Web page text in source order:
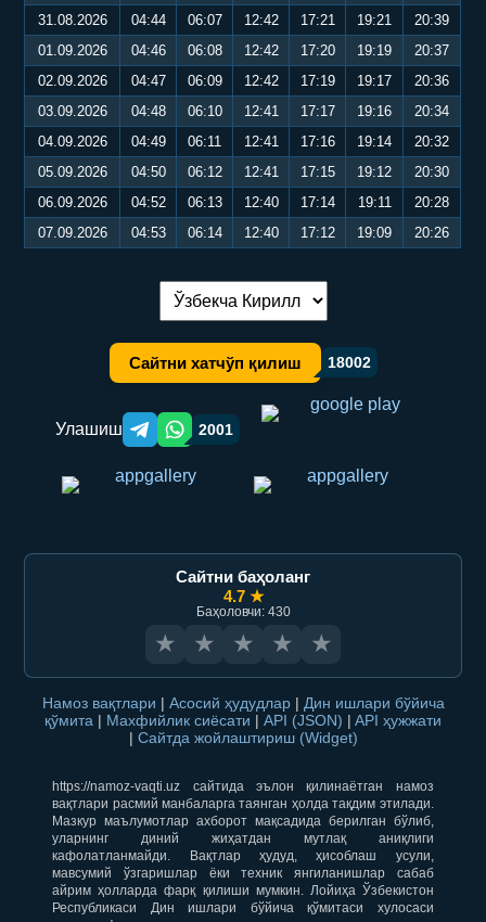
31.08.2026
04:44 06:07 12:42 17:21 19:21
20:39
01.09.2026
04:46 06:08 12:42 17:20 19:19
20:37
02.09.2026
04:47 06:09 12:42 17:19 19:17
20:36
03.09.2026
04:48 06:10 12:41 17:17 19:16
20:34
04.09.2026
04:49 06:11 12:41 17:16 19:14
20:32
05.09.2026
04:50 06:12 12:41 17:15 19:12
20:30
06.09.2026
04:52 06:13 12:40 17:14 19:11
20:28
07.09.2026
04:53 06:14 12:40 17:12 19:09 20:26
Тилни алмаштириш:
Сайтни хатчўп қилиш 18002
Улашиш Telegram orqali ulashish
WhatsApp orqali ulashish
2001
Сайтни баҳоланг
4.7 ★
Баҳоловчи: 430
★ ★ ★ ★ ★
Намоз вақтлари | Асосий ҳудудлар | Дин ишлари бўйича
қўмита | Махфийлик сиёсати | API (JSON) | API ҳужжати
| Сайтда жойлаштириш (Widget)
https://namoz-vaqti.uz сайтида эълон қилинаётган намоз
вақтлари расмий манбаларга таянган ҳолда тақдим этилади.
Мазкур маълумотлар ахборот мақсадида берилган бўлиб,
уларнинг диний жиҳатдан мутлақ аниқлиги
кафолатланмайди. Вақтлар ҳудуд, ҳисоблаш усули,
мавсумий ўзгаришлар ёки техник янгиланишлар сабаб
айрим ҳолларда фарқ қилиши мумкин. Лойиҳа Ўзбекистон
Республикаси Дин ишлари бўйича қўмитаси хулосаси